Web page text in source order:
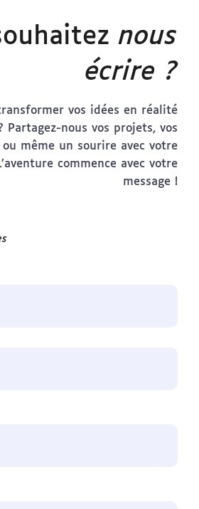
nous
écrire ?
vos idées en réalité
Partagez-nous vos projets, vos
même un sourire avec votre
commence avec votre
message !